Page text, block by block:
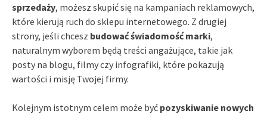
sprzedaży, możesz skupić się na kampaniach reklamowych,
które kierują ruch do sklepu internetowego. Z drugiej
strony, jeśli chcesz budować świadomość marki,
naturalnym wyborem będą treści angażujące, takie jak
posty na blogu, filmy czy infografiki, które pokazują
wartości i misję Twojej firmy.
Kolejnym istotnym celem może być pozyskiwanie nowych